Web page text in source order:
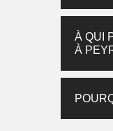
À QUI
À